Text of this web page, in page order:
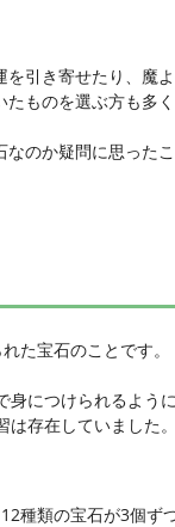
引き寄せたり、魔
ものを選ぶ方も多
のか疑問に思った
た宝石のことです。
につけられるよう
は存在していました
種類の宝石が3個